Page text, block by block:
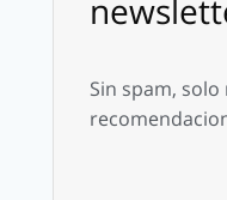
Sin spam,